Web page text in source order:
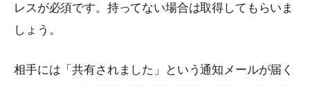
レスが必須です。持ってない場合は取得してもらいま
しょう。
相手には「共有されました」という通知メールが届く